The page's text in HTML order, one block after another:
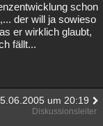
schon
der will ja sowieso
er wirklich glaubt,
fällt...
um 20:19
Diskussionsleiter